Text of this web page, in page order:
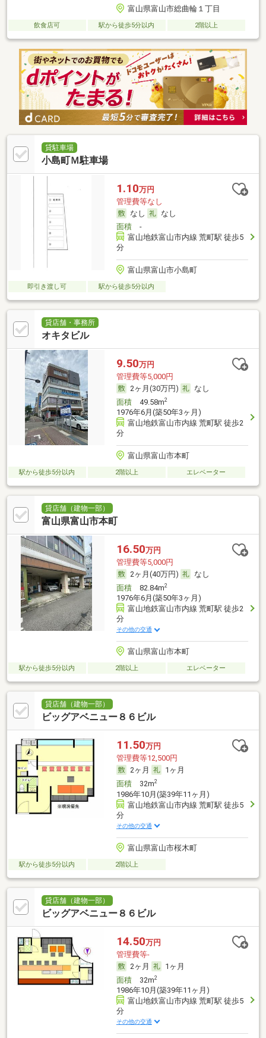
富山県富山市総曲輪１丁目
飲食店可 駅から徒歩5分以内 2階以上
貸駐車場
小島町Ｍ駐車場
1.10万円
管理費等なし
なし
なし
面積-
富山地鉄富山市内線 荒町駅 徒歩5
分
富山県富山市小島町
即引き渡し可 駅から徒歩5分以内
貸店舗・事務所
オキタビル
9.50万円
管理費等5,000円
2ヶ月(30万円)
なし
面積49.58m2
1976年6月(築50年3ヶ月)
富山地鉄富山市内線 荒町駅 徒歩2
分
富山県富山市本町
駅から徒歩5分以内 2階以上 エレベーター
貸店舗（建物一部）
富山県富山市本町
16.50万円
管理費等5,000円
2ヶ月(40万円)
なし
面積82.84m2
1976年6月(築50年3ヶ月)
富山地鉄富山市内線 荒町駅 徒歩2
分
その他の交通
富山県富山市本町
駅から徒歩5分以内 2階以上 エレベーター
貸店舗（建物一部）
ビッグアベニュー８６ビル
11.50万円
管理費等12,500円
2ヶ月
1ヶ月
面積32m2
1986年10月(築39年11ヶ月)
富山地鉄富山市内線 荒町駅 徒歩5
分
その他の交通
富山県富山市桜木町
駅から徒歩5分以内 2階以上
貸店舗（建物一部）
ビッグアベニュー８６ビル
14.50万円
管理費等-
2ヶ月
1ヶ月
面積32m2
1986年10月(築39年11ヶ月)
富山地鉄富山市内線 荒町駅 徒歩5
分
その他の交通